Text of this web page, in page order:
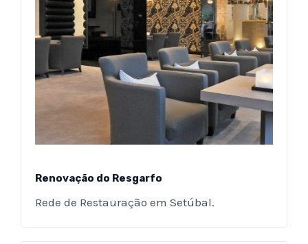
Renovação do Resgarfo
Rede de Restauração em Setúbal.